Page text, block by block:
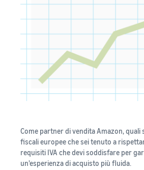
Come partner di vendita Amazon, quali
fiscali europee che sei tenuto a
requisiti IVA che devi soddisfare per
un'esperienza di acquisto più fluida.